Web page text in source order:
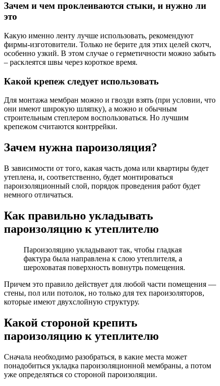
Зачем и чем проклеиваются стыки, и нужно ли
это
Какую именно ленту лучше использовать, рекомендуют
фирмы-изготовители. Только не берите для этих целей скотч,
особенно узкий. В этом случае о герметичности можно забыть
– расклеятся швы через короткое время.
Какой крепеж следует использовать
Для монтажа мембран можно и гвозди взять (при условии, что
они имеют широкую шляпку), а можно и обычным
строительным степлером воспользоваться. Но лучшим
крепежом считаются контррейки.
Зачем нужна пароизоляция?
В зависимости от того, какая часть дома или квартиры будет
утеплена, и, соответственно, будет монтироваться
пароизоляционный слой, порядок проведения работ будет
немного отличаться.
Как правильно укладывать
пароизоляцию к утеплителю
Пароизоляцию укладывают так, чтобы гладкая
фактура была направлена к слою утеплителя, а
шероховатая поверхность вовнутрь помещения.
Причем это правило действует для любой части помещения —
стены, пол или потолок, но только для тех пароизоляторов,
которые имеют двухслойную структуру.
Какой стороной крепить
пароизоляцию к утеплителю
Сначала необходимо разобраться, в какие места может
понадобиться укладка пароизоляционной мембраны, а потом
уже определяться со стороной пароизоляции.